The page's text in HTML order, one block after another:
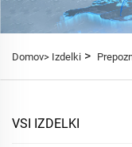
Domov> Izdelki >
VSI IZDELKI